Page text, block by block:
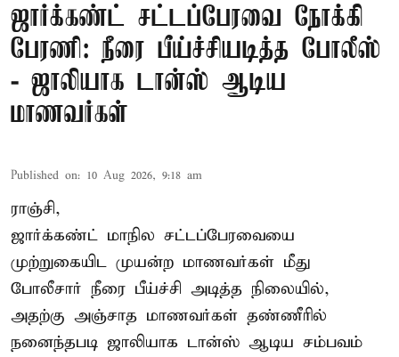
ஜார்க்கண்ட் சட்டப்பேரவை நோக்கி
பேரணி: நீரை பீய்ச்சியடித்த போலீஸ்
- ஜாலியாக டான்ஸ் ஆடிய
மாணவர்கள்
Published on: 10 Aug 2026, 9:18 am
ராஞ்சி,
ஜார்க்கண்ட் மாநில சட்டப்பேரவையை
முற்றுகையிட முயன்ற மாணவர்கள் மீது
போலீசார் நீரை பீய்ச்சி அடித்த நிலையில்,
அதற்கு அஞ்சாத மாணவர்கள் தண்ணீரில்
நனைந்தபடி ஜாலியாக டான்ஸ் ஆடிய சம்பவம்